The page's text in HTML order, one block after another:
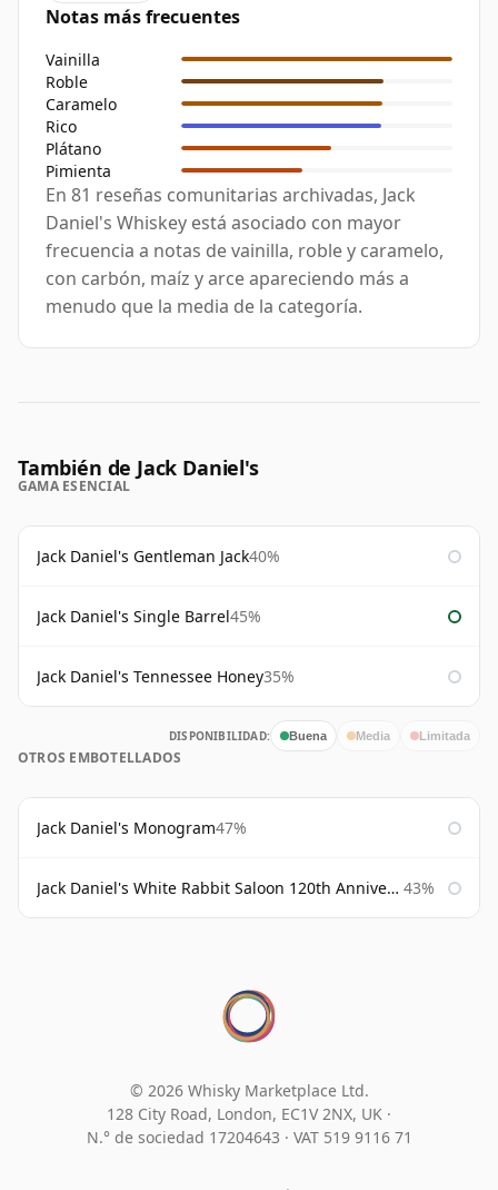
Notas más frecuentes
Vainilla
Roble
Caramelo
Rico
Plátano
Pimienta
En 81 reseñas comunitarias archivadas, Jack
Daniel's Whiskey está asociado con mayor
frecuencia a notas de vainilla, roble y caramelo,
con carbón, maíz y arce apareciendo más a
menudo que la media de la categoría.
También de Jack Daniel's
GAMA ESENCIAL
Jack Daniel's Gentleman Jack40%
Jack Daniel's Single Barrel45%
Jack Daniel's Tennessee Honey35%
DISPONIBILIDAD: Buena Media Limitada
OTROS EMBOTELLADOS
Jack Daniel's Monogram47%
Jack Daniel's White Rabbit Saloon 120th Anniversary 43%
© 2026 Whisky Marketplace Ltd.
128 City Road, London, EC1V 2NX, UK ·
N.° de sociedad 17204643 · VAT 519 9116 71